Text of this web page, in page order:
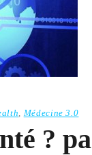
, Médecine 3.0
?